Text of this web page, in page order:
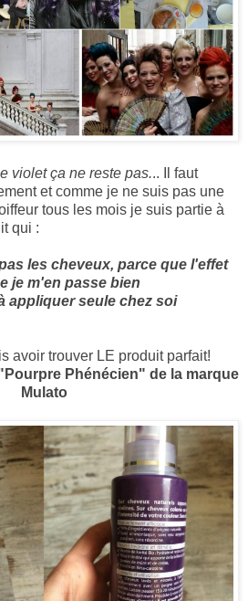
violet ça ne reste pas... Il faut
et comme je ne suis pas une
tous les mois je suis partie à
qui :
les cheveux, parce que l'effet
je m'en passe bien
appliquer seule chez soi
avoir trouver LE produit parfait!
Phénécien" de la marque
Mulato